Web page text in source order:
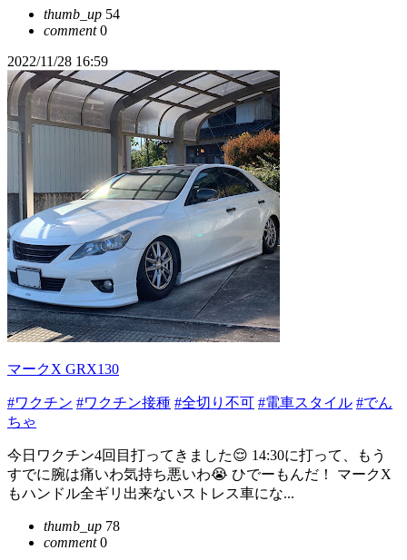
thumb_up 54
comment0
2022/11/28 16:59
マークX GRX130
#ワクチン #ワクチン接種 #全切り不可 #電車スタイル #でん
ちゃ
今日ワクチン4回目打ってきました😌 14:30に打って、もう
すでに腕は痛いわ気持ち悪いわ😭 ひでーもんだ！ マークX
もハンドル全ギリ出来ないストレス車にな...
thumb_up 78
comment0